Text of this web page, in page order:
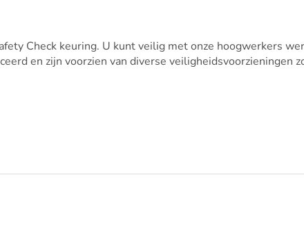
Check keuring. U kunt veilig met onze hoogwerkers
en zijn voorzien van diverse veiligheidsvoorzieningen